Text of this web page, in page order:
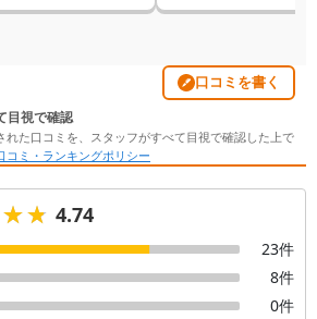
口コミを書く
目視で確認
れた口コミを、スタッフがすべて目視で確認した上で
コミ・ランキングポリシー
4.74
23件
8件
0件